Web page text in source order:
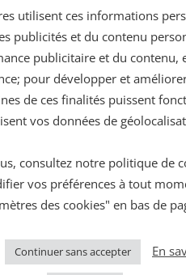
utilisent ces informations
publicités et du contenu
publicitaire et du contenu,
pour développer et
de ces finalités puissent
vos données de
consultez notre politique de
vos préférences à tout
des cookies" en bas de
Continuer sans accepter En